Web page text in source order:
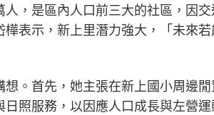
，是區內人口前三大的社區，因
表示，新上里潛力強大，「未來
。首先，她主張在新上國小周邊
日照服務，以因應人口成長與左營